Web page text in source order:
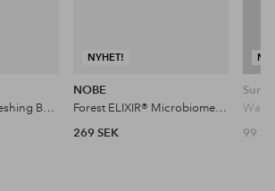
Cooling Care Refreshing Body Lotion 150 Ml
NYHET!
NOBE
Forest ELIXIR® Microbiome Strengthening Body Lotion 150 Ml
269 SEK
99